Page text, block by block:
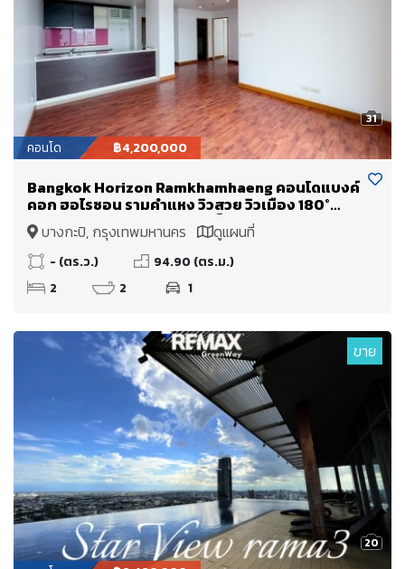
31
คอนโด ฿4,200,000
Bangkok Horizon Ramkhamhaeng คอนโดแบงค์
คอก ฮอไรซอน รามคำแหง วิวสวย วิวเมือง 180°
องศา วิวพาโนรามา ห้องนอนเห็นวิวทุกห้อง
บางกะปิ, กรุงเทพมหานคร ดูแผนที่
- (ตร.ว.)
94.90 (ตร.ม.)
2
2 1
20
ขาย